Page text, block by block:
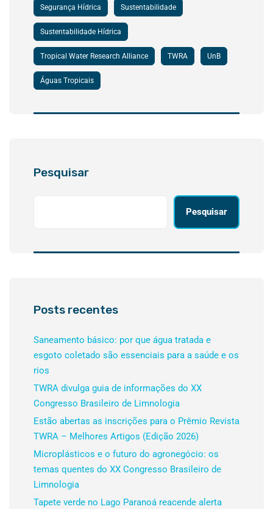
Segurança Hídrica Sustentabilidade
Sustentabilidade Hídrica
Tropical Water Research Alliance TWRA UnB
Águas Tropicais
Pesquisar
Pesquisar
Posts recentes
Saneamento básico: por que água tratada e
esgoto coletado são essenciais para a saúde e os
rios
TWRA divulga guia de informações do XX
Congresso Brasileiro de Limnologia
Estão abertas as inscrições para o Prêmio Revista
TWRA – Melhores Artigos (Edição 2026)
Microplásticos e o futuro do agronegócio: os
temas quentes do XX Congresso Brasileiro de
Limnologia
Tapete verde no Lago Paranoá reacende alerta